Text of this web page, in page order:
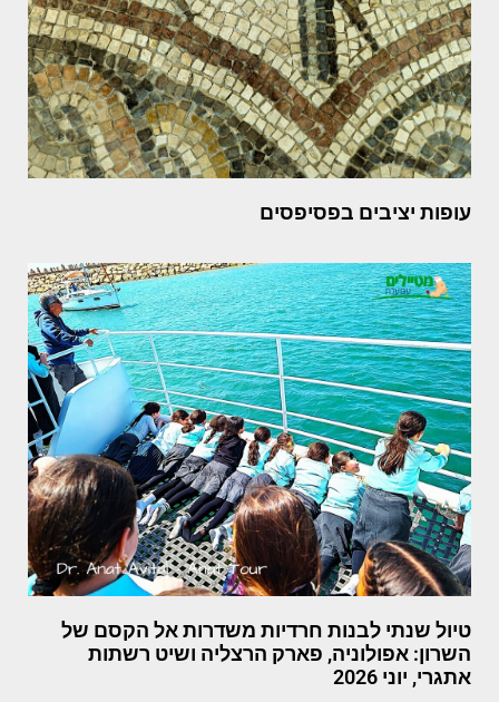
עופות יציבים בפסיפסים
טיול שנתי לבנות חרדיות משדרות אל הקסם של
השרון: אפולוניה, פארק הרצליה ושיט רשתות
אתגרי, יוני 2026